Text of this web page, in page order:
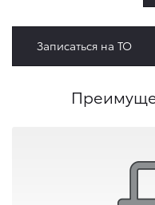
Записаться на ТО